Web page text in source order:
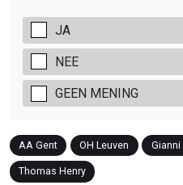
JA
NEE
GEEN MENING
AA Gent OH Leuven Gianni
Thomas Henry